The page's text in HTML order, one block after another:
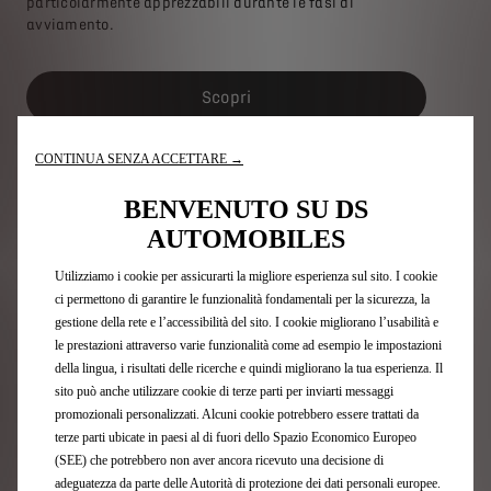
avviamento.
Scopri
Richiedi un preventivo
DS 3 HYBRID
CONTINUA SENZA ACCETTARE →
BENVENUTO SU DS
AUTOMOBILES
Utilizziamo i cookie per assicurarti la migliore esperienza sul sito. I cookie
ci permettono di garantire le funzionalità fondamentali per la sicurezza, la
gestione della rete e l’accessibilità del sito. I cookie migliorano l’usabilità e
le prestazioni attraverso varie funzionalità come ad esempio le impostazioni
della lingua, i risultati delle ricerche e quindi migliorano la tua esperienza. Il
sito può anche utilizzare cookie di terze parti per inviarti messaggi
promozionali personalizzati. Alcuni cookie potrebbero essere trattati da
terze parti ubicate in paesi al di fuori dello Spazio Economico Europeo
(SEE) che potrebbero non aver ancora ricevuto una decisione di
adeguatezza da parte delle Autorità di protezione dei dati personali europee.